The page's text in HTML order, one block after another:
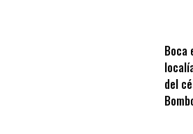
Boca
del